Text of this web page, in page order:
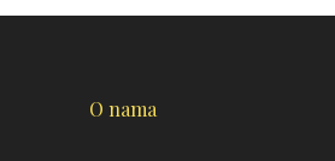
O nama